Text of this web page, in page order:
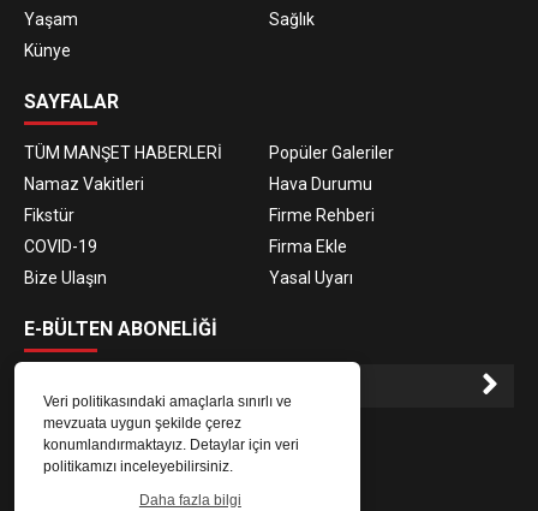
Veri politikasındaki amaçlarla sınırlı ve
mevzuata uygun şekilde çerez
konumlandırmaktayız. Detaylar için veri
politikamızı inceleyebilirsiniz.
Daha fazla bilgi
Yaşam
Sağlık
Künye
SAYFALAR
TÜM MANŞET HABERLERİ
Popüler Galeriler
Namaz Vakitleri
Hava Durumu
Fikstür
Firme Rehberi
COVID-19
Firma Ekle
Bize Ulaşın
Yasal Uyarı
E-BÜLTEN ABONELİĞİ
E-Bülten aboneliği ile haberlere daha hızlı erişin.